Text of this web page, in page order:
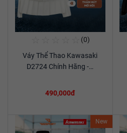
(0)
Váy Thể Thao Kawasaki
D2724 Chính Hãng -…
490,000đ
New